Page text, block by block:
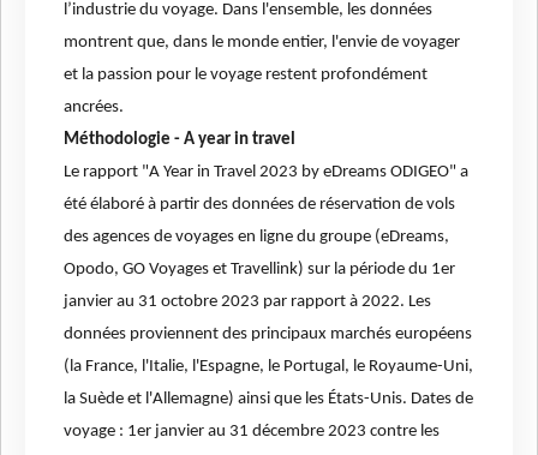
l’industrie du voyage. Dans l'ensemble, les données
montrent que, dans le monde entier, l'envie de voyager
et la passion pour le voyage restent profondément
ancrées.
Méthodologie - A year in travel
Le rapport "A Year in Travel 2023 by eDreams ODIGEO" a
été élaboré à partir des données de réservation de vols
des agences de voyages en ligne du groupe (eDreams,
Opodo, GO Voyages et Travellink) sur la période du 1er
janvier au 31 octobre 2023 par rapport à 2022. Les
données proviennent des principaux marchés européens
(la France, l'Italie, l'Espagne, le Portugal, le Royaume-Uni,
la Suède et l'Allemagne) ainsi que les États-Unis. Dates de
voyage : 1er janvier au 31 décembre 2023 contre les